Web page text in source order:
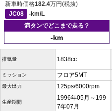
新車時価格182.4万円(税抜)
JC08
-km/L
満タンでどこまで走る？
-km
排気量 1838cc
ミッション フロア5MT
最大出力 125ps/6000rpm
生産期間
1996年05月～199
7年07月